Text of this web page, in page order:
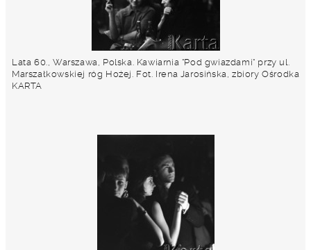
Lata 60., Warszawa, Polska. Kawiarnia "Pod gwiazdami" przy ul.
Marszałkowskiej róg Hożej. Fot. Irena Jarosińska, zbiory Ośrodka
KARTA